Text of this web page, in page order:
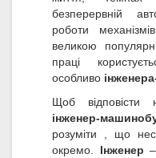
безперервній
роботи
великою
праці
особливо
Щоб
інженер-
розуміти , що
окремо. Інженер